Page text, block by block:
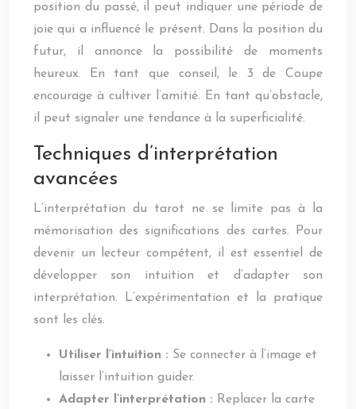
position du passé, il peut indiquer une période de
joie qui a influencé le présent. Dans la position du
futur, il annonce la possibilité de moments
heureux. En tant que conseil, le 3 de Coupe
encourage à cultiver l’amitié. En tant qu’obstacle,
il peut signaler une tendance à la superficialité.
Techniques d’interprétation
avancées
L’interprétation du tarot ne se limite pas à la
mémorisation des significations des cartes. Pour
devenir un lecteur compétent, il est essentiel de
développer son intuition et d’adapter son
interprétation. L’expérimentation et la pratique
sont les clés.
Utiliser l’intuition : Se connecter à l’image et
laisser l’intuition guider.
Adapter l’interprétation : Replacer la carte